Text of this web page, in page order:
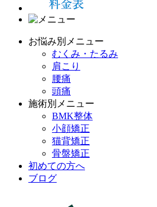
お悩み別メニュー
むくみ・たるみ
肩こり
腰痛
頭痛
施術別メニュー
BMK整体
小顔矯正
猫背矯正
骨盤矯正
初めての方へ
ブログ